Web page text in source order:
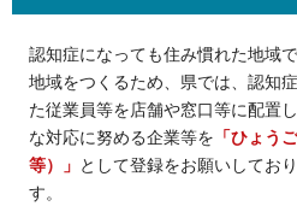
認知症になっても住み慣れた地域
地域をつくるため、県では、認知
た従業員等を店舗や窓口等に配置
な対応に努める企業等を 「ひょう
等）」 として登録をお願いしてお
す。